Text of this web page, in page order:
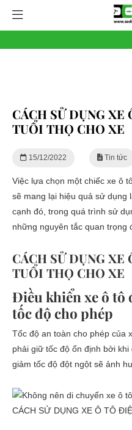
CÁCH SỬ DỤNG
TUỔI THỌ CHO XE
15/12/2022 Tin tức
Việc lựa chọn một chiếc xe ô
sẽ mang lại hiệu quả sử dụng
cạnh đó, trong quá trình sử
những nguyên tắc quan trọng
CÁCH SỬ DỤNG
TUỔI THỌ CHO XE
Điều khiển xe ô tô
tốc độ cho phép
Tốc độ an toàn cho phép của
phải giữ tốc độ ổn định bởi
giảm tốc độ đột ngột sẽ ảnh
CÁCH SỬ DỤNG XE Ô TÔ